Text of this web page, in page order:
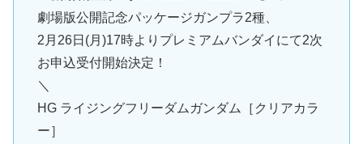
劇場版公開記念パッケージガンプラ2種、
2月26日(月)17時よりプレミアムバンダイにて2次
お申込受付開始決定！
＼
HG ライジングフリーダムガンダム［クリアカラ
ー］